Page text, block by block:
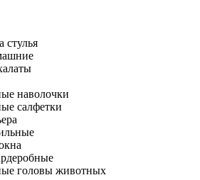
наволочки
салфетки
головы животных